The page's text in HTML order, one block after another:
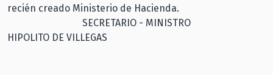
recién creado Ministerio de Hacienda.
SECRETARIO - MINISTRO
HIPOLITO DE VILLEGAS